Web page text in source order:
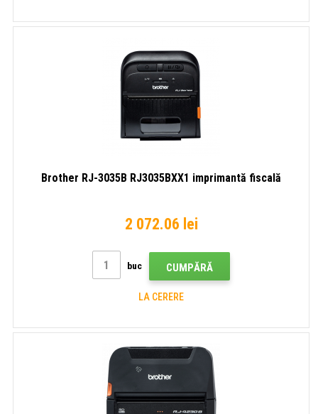
Brother RJ-3035B RJ3035BXX1 imprimantă fiscală
2 072.06 lei
buc CUMPĂRĂ
LA CERERE